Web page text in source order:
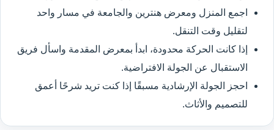
اجمع المنزل ومعرض هنترين والجامعة في مسار واحد
لتقليل وقت التنقل.
إذا كانت الحركة محدودة، ابدأ بمعرض المقدمة واسأل فريق
الاستقبال عن الجولة الافتراضية.
احجز الجولة الإرشادية مسبقًا إذا كنت تريد شرحًا أعمق
للتصميم والأثاث.